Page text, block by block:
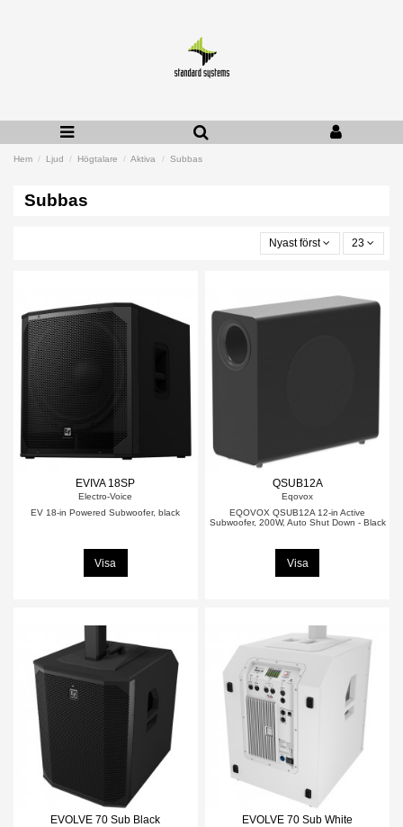
Hem Ljud Högtalare Aktiva Subbas
Subbas
Nyast först 23
EVIVA 18SP
Electro-Voice
EV 18-in Powered Subwoofer, black
Visa
QSUB12A
Eqovox
EQOVOX QSUB12A 12-in Active
Subwoofer, 200W, Auto Shut Down - Black
Visa
EVOLVE 70 Sub Black EVOLVE 70 Sub White